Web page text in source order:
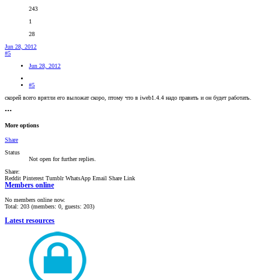
243
1
28
Jun 28, 2012
#5
Jun 28, 2012
#5
скорей всего врятли его выложат скоро, птому что в iweb1.4.4 надо править и он будет работать.
•••
More options
Share
Status
Not open for further replies.
Share:
Reddit Pinterest Tumblr WhatsApp Email Share Link
Members online
No members online now.
Total: 203 (members: 0, guests: 203)
Latest resources